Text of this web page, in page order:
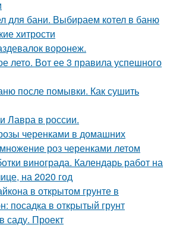
для бани. Выбираем котел в баню
хитрости
воронеж.
лето. Вот ее 3 правила успешного
после помывки. Как сушить
Лавра в россии.
черенками в домашних
роз черенками летом
винограда. Календарь работ на
на 2020 год
в открытом грунте в
посадка в открытый грунт
саду. Проект